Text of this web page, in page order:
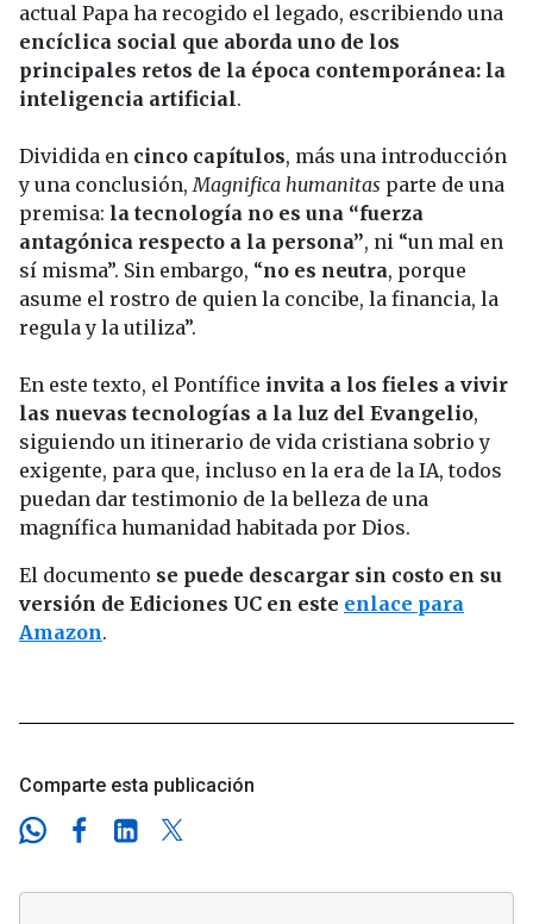
actual Papa ha recogido el legado, escribiendo una
encíclica social que aborda uno de los
principales retos de la época contemporánea: la
inteligencia artificial.
Dividida en cinco capítulos, más una introducción
y una conclusión,Magnifica humanitas parte de una
premisa: la tecnología no es una “fuerza
antagónica respecto a la persona”, ni “un mal en
sí misma”. Sin embargo, “no es neutra, porque
asume el rostro de quien la concibe, la financia, la
regula y la utiliza”.
En este texto, el Pontífice invita a los fieles a vivir
las nuevas tecnologías a la luz del Evangelio,
siguiendo un itinerario de vida cristiana sobrio y
exigente, para que, incluso en la era de la IA, todos
puedan dar testimonio de la belleza de una
magnífica humanidad habitada por Dios.
El documento se puede descargar sin costo en su
versión de Ediciones UC en este enlace para
Amazon.
Comparte esta publicación